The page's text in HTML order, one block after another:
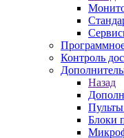
Контроль
Назад
Блоки